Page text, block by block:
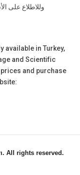
وللاطلاع على
available in Turkey,
and Scientific
prices and purchase
All rights reserved.